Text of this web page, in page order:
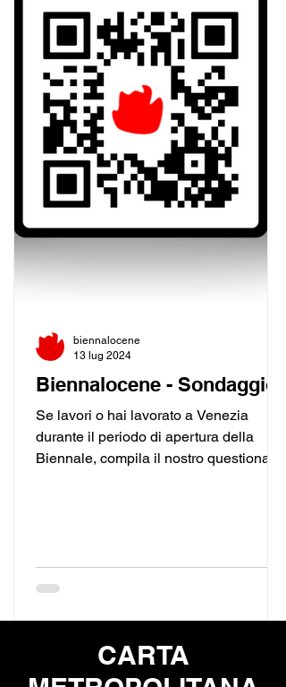
Biennalocene - Sondaggio
Se lavori o hai lavorato a Venezia
durante il periodo di apertura della
Biennale, compila il nostro questionario
biennalocene
13 lug 2024
CARTA